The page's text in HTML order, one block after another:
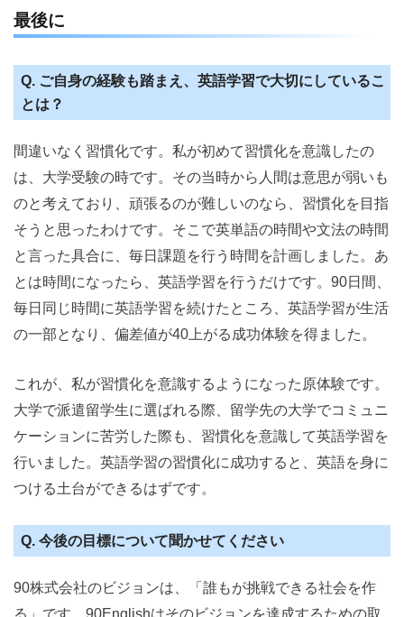
最後に
Q. ご自身の経験も踏まえ、英語学習で大切にしているこ
とは？
間違いなく習慣化です。私が初めて習慣化を意識したの
は、大学受験の時です。その当時から人間は意思が弱いも
のと考えており、頑張るのが難しいのなら、習慣化を目指
そうと思ったわけです。そこで英単語の時間や文法の時間
と言った具合に、毎日課題を行う時間を計画しました。あ
とは時間になったら、英語学習を行うだけです。90日間、
毎日同じ時間に英語学習を続けたところ、英語学習が生活
の一部となり、偏差値が40上がる成功体験を得ました。
これが、私が習慣化を意識するようになった原体験です。
大学で派遣留学生に選ばれる際、留学先の大学でコミュニ
ケーションに苦労した際も、習慣化を意識して英語学習を
行いました。英語学習の習慣化に成功すると、英語を身に
つける土台ができるはずです。
Q. 今後の目標について聞かせてください
90株式会社のビジョンは、「誰もが挑戦できる社会を作